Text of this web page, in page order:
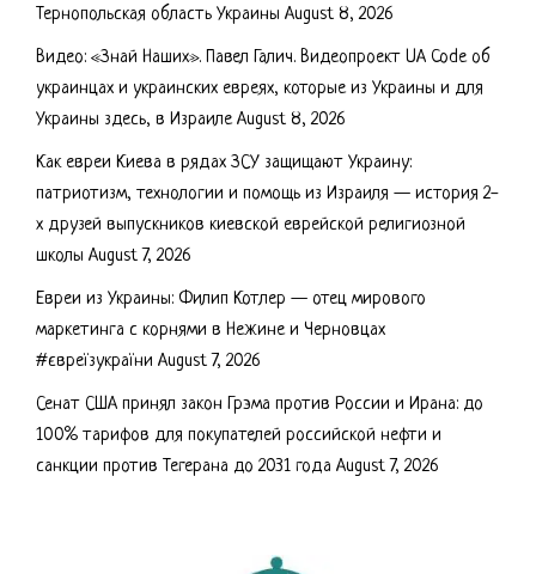
Тернопольская область Украины August 8, 2026
Видео: «Знай Наших». Павел Галич. Видеопроект UA Code об
украинцах и украинских евреях, которые из Украины и для
Украины здесь, в Израиле August 8, 2026
Как евреи Киева в рядах ЗСУ защищают Украину:
патриотизм, технологии и помощь из Израиля — история 2-
х друзей выпускников киевской еврейской религиозной
школы August 7, 2026
Евреи из Украины: Филип Котлер — отец мирового
маркетинга с корнями в Нежине и Черновцах
#євреїзукраїни August 7, 2026
Сенат США принял закон Грэма против России и Ирана: до
100% тарифов для покупателей российской нефти и
санкции против Тегерана до 2031 года August 7, 2026